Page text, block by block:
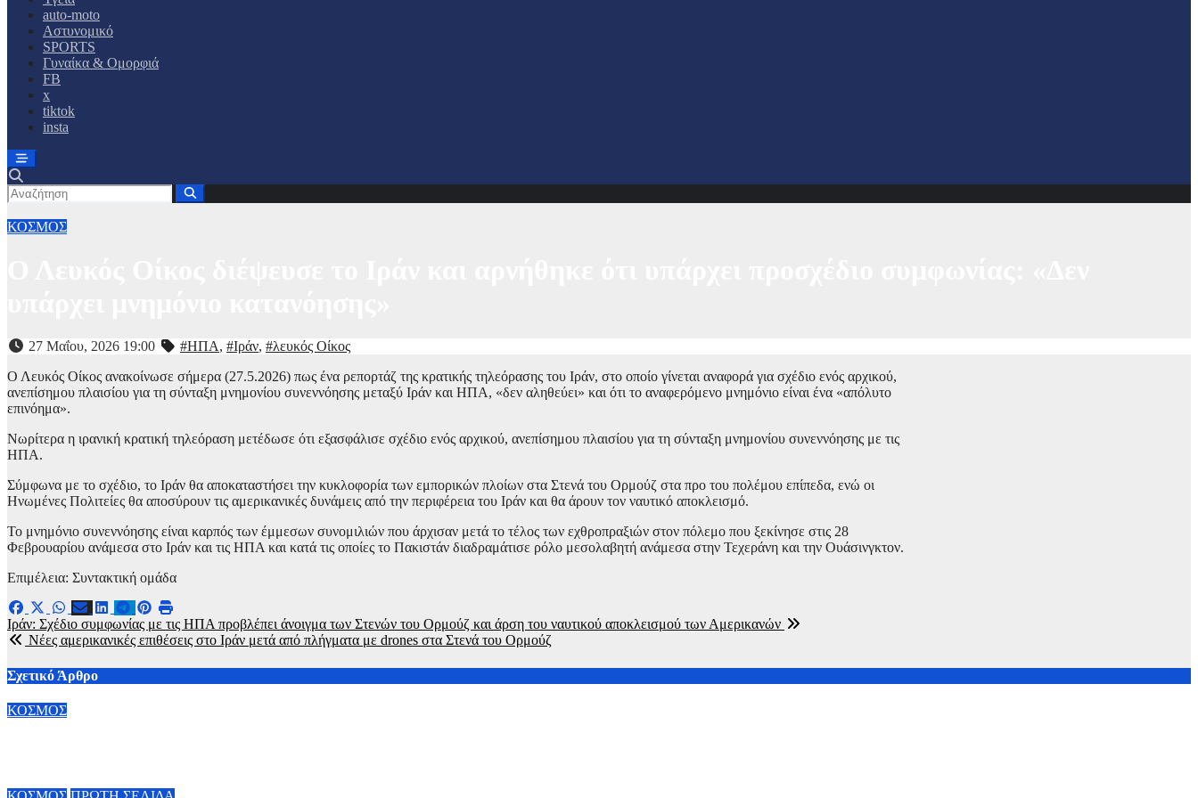
auto-moto
Αστυνομικό
SPORTS
Γυναίκα & Ομορφιά
FB
x
tiktok
insta
ΚΟΣΜΟΣ
27 Μαΐου, 2026 19:00 #ΗΠΑ, #Ιράν, #λευκός Οίκος
Ο Λευκός Οίκος ανακοίνωσε σήμερα (27.5.2026) πως ένα ρεπορτάζ της κρατικής τηλεόρασης του Ιράν, στο οποίο γίνεται αναφορά για σχέδιο ενός αρχικού,
ανεπίσημου πλαισίου για τη σύνταξη μνημονίου συνεννόησης μεταξύ Ιράν και ΗΠΑ, «δεν αληθεύει» και ότι το αναφερόμενο μνημόνιο είναι ένα «απόλυτο
επινόημα».
Νωρίτερα η ιρανική κρατική τηλεόραση μετέδωσε ότι εξασφάλισε σχέδιο ενός αρχικού, ανεπίσημου πλαισίου για τη σύνταξη μνημονίου συνεννόησης με τις
ΗΠΑ.
Σύμφωνα με το σχέδιο, το Ιράν θα αποκαταστήσει την κυκλοφορία των εμπορικών πλοίων στα Στενά του Ορμούζ στα προ του πολέμου επίπεδα, ενώ οι
Ηνωμένες Πολιτείες θα αποσύρουν τις αμερικανικές δυνάμεις από την περιφέρεια του Ιράν και θα άρουν τον ναυτικό αποκλεισμό.
Το μνημόνιο συνεννόησης είναι καρπός των έμμεσων συνομιλιών που άρχισαν μετά το τέλος των εχθροπραξιών στον πόλεμο που ξεκίνησε στις 28
Φεβρουαρίου ανάμεσα στο Ιράν και τις ΗΠΑ και κατά τις οποίες το Πακιστάν διαδραμάτισε ρόλο μεσολαβητή ανάμεσα στην Τεχεράνη και την Ουάσινγκτον.
Επιμέλεια: Συντακτική ομάδα
Πλοήγηση
άρθρων
Ιράν: Σχέδιο συμφωνίας με τις ΗΠΑ προβλέπει άνοιγμα των Στενών του Ορμούζ και άρση του ναυτικού αποκλεισμού των Αμερικανών
Νέες αμερικανικές επιθέσεις στο Ιράν μετά από πλήγματα με drones στα Στενά του Ορμούζ
Σχετικό Άρθρο
ΚΟΣΜΟΣ